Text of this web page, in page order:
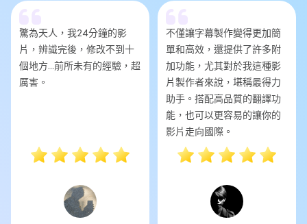
驚為天人，我24分鐘的影
片，辨識完後，修改不到十
個地方...前所未有的經驗，超
厲害。
不僅讓字幕製作變得更加簡
單和高效，還提供了許多附
加功能，尤其對於我這種影
片製作者來說，堪稱最得力
助手。搭配高品質的翻譯功
能，也可以更容易的讓你的
影片走向國際。